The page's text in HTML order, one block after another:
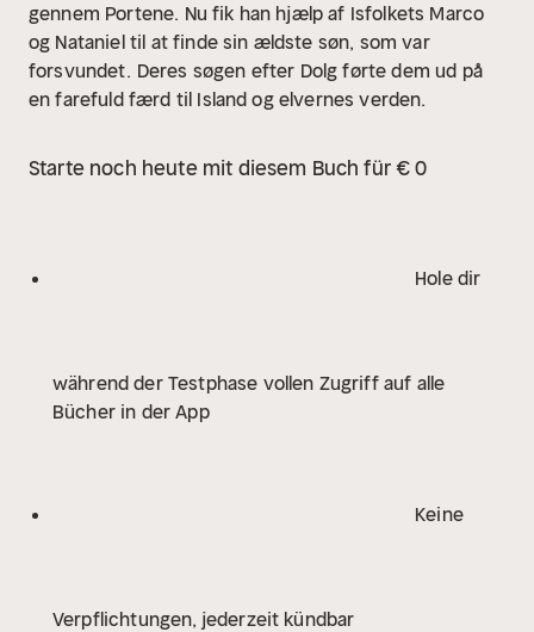
gennem Portene. Nu fik han hjælp af Isfolkets Marco
og Nataniel til at finde sin ældste søn, som var
forsvundet. Deres søgen efter Dolg førte dem ud på
en farefuld færd til Island og elvernes verden.
Starte noch heute mit diesem Buch für € 0
Hole dir
während der Testphase vollen Zugriff auf alle
Bücher in der App
Keine
Verpflichtungen, jederzeit kündbar